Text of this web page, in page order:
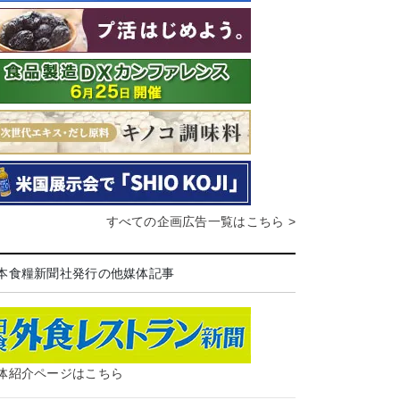
すべての企画広告一覧はこちら >
食糧新聞社発行の他媒体記事
紹介ページはこちら